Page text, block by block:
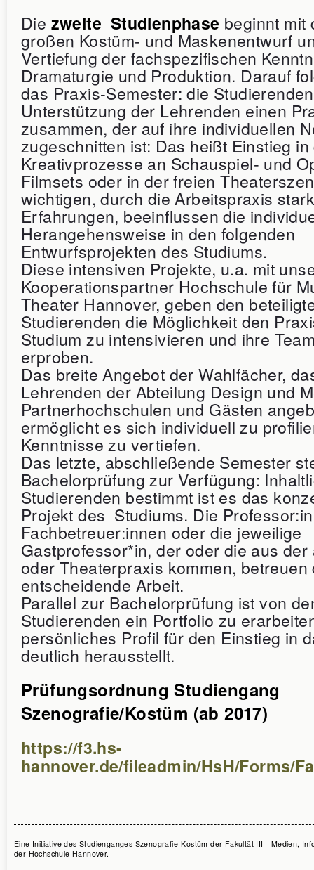
Die zweite Studienphase beginnt mit
großen Kostüm- und Maskenentwurf
Vertiefung der fachspezifischen
Dramaturgie und Produktion. Darauf
das Praxis-Semester: die
Unterstützung der Lehrenden einen
zusammen, der auf ihre individuellen
zugeschnitten ist: Das heißt Einstieg in
Kreativprozesse an Schauspiel- und
Filmsets oder in der freien
wichtigen, durch die Arbeitspraxis
Erfahrungen, beeinflussen die
Herangehensweise in den folgenden
Entwurfsprojekten des Studiums.
Diese intensiven Projekte, u.a. mit
Kooperationspartner Hochschule für
Theater Hannover, geben den
Studierenden die Möglichkeit den
Studium zu intensivieren und ihre
erproben.
Das breite Angebot der Wahlfächer,
Lehrenden der Abteilung Design und
Partnerhochschulen und Gästen
ermöglicht es sich individuell zu
Kenntnisse zu vertiefen.
Das letzte, abschließende Semester
Bachelorprüfung zur Verfügung:
Studierenden bestimmt ist es das
Projekt des Studiums. Die
Fachbetreuer:innen oder die jeweilige
Gastprofessor*in, der oder die aus
oder Theaterpraxis kommen, betreuen
entscheidende Arbeit.
Parallel zur Bachelorprüfung ist von
Studierenden ein Portfolio zu
persönliches Profil für den Einstieg in
deutlich herausstellt.
Prüfungsordnung Studiengang
Szenografie/Kostüm (ab 2017)
https://f3.hs-
hannover.de/fileadmin/HsH/Forms/
Eine Initiative des Studienganges Szenografie-Kostüm der Fakultät III - Medien,
der Hochschule Hannover.